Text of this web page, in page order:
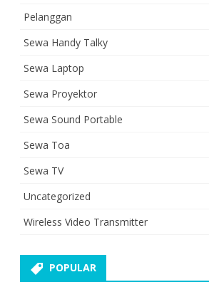
Pelanggan
Sewa Handy Talky
Sewa Laptop
Sewa Proyektor
Sewa Sound Portable
Sewa Toa
Sewa TV
Uncategorized
Wireless Video Transmitter
POPULAR